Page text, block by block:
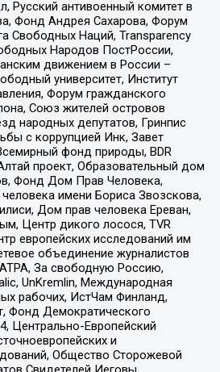
Русский антивоенный комитет в
Фонд Андрея Сахарова, Форум
Свободных Наций, Transparеncy
Народов ПостРоссии,
движением в России –
университет, Институт
Форум гражданского
Союз жителей островов
народных депутатов, Гринпис
с коррупцией Инк, Завет
фонд природы, BDR
проект, Образовательный дом
Фонд Дом Прав Человека,
имени Бориса Звозскова,
Дом прав человека Ереван,
Центр дикого лосося, TVR
европейских исследований им
объединение журналистов
За свободную Россию,
UnKremlin, Международная
рабочих, ИстЧам Финланд,
Фонд Демократического
Центрально-Европейский
и
Общество Сторожевой